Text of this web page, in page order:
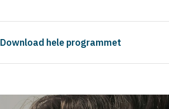
Download hele programmet